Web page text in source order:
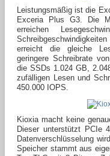
Leistungsmäßig ist die
Exceria Plus G3. Die
erreichen
erreicht die gleiche
geringere Schreibrate
die SSDs 1.024 GB,
zufälligen Lesen und
450.000 IOPS.
Kioxia macht keine
Dieser unterstützt PCIe
Datenverschlüsselung
Speicher stammt aus